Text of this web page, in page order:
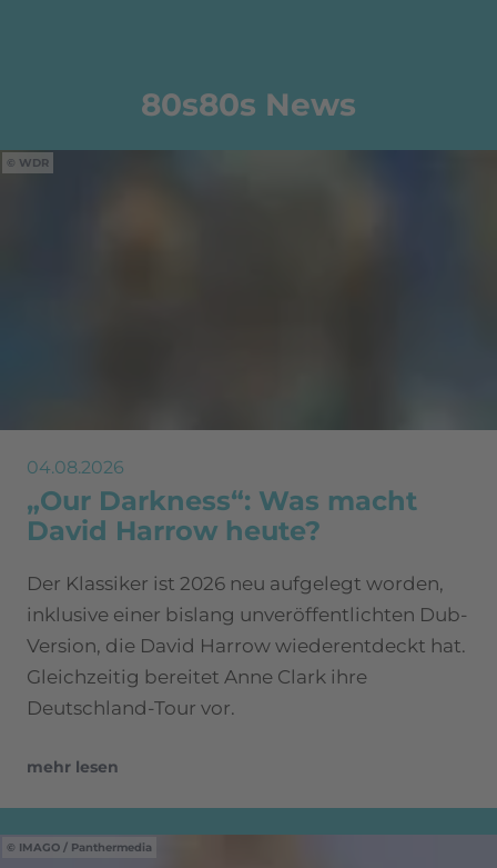
80s80s News
WDR
04.08.2026
„Our Darkness“: Was macht
David Harrow heute?
Der Klassiker ist 2026 neu aufgelegt worden,
inklusive einer bislang unveröffentlichten Dub-
Version, die David Harrow wiederentdeckt hat.
Gleichzeitig bereitet Anne Clark ihre
Deutschland-Tour vor.
mehr lesen
IMAGO / Panthermedia